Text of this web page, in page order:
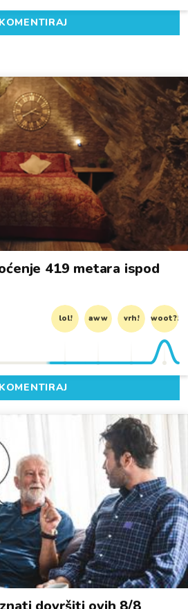
KOMENTIRAJ
419 metara ispod
lol! aww vrh! woot?!
KOMENTIRAJ